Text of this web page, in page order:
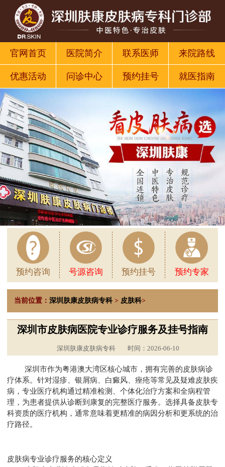
官网首页 医院简介 联系医师 来院路线
优惠活动 问诊中心 预约挂号 就医指南
预约咨询 号源咨询 预约挂号 预约专家
当前位置： 深圳肤康皮肤病专科 > 皮肤科>
深圳市皮肤病医院专业诊疗服务及挂号指南
深圳肤康皮肤病专科 时间：2026-06-10
深圳市作为粤港澳大湾区核心城市，拥有完善的皮肤病诊
疗体系。针对湿疹、银屑病、白癜风、痤疮等常见及疑难皮肤疾
病，专业医疗机构通过精准检测、个体化治疗方案和全病程管
理，为患者提供从诊断到康复的完整医疗服务。选择具备皮肤专
科资质的医疗机构，通常意味着更精准的病因分析和更系统的治
疗路径。
皮肤病专业诊疗服务的核心定义